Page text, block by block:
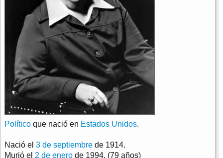
Político que nació en Estados Unidos.
Nació el 3 de septiembre de 1914.
Murió el 2 de enero de 1994. (79 años)